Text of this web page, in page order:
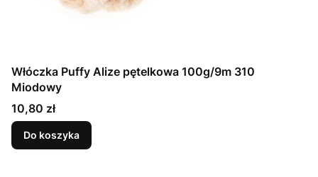
Włóczka Puffy Alize pętelkowa 100g/9m 310
Miodowy
Cena
10,80 zł
Do koszyka